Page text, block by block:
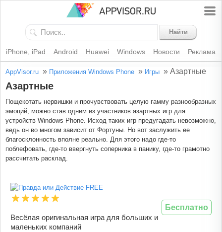
Найти
iPhone, iPad Android Huawei Windows Новости Реклама
AppVisor.ru » Приложения Windows Phone » Игры » Азартные
Азартные
Пощекотать нервишки и прочувствовать целую гамму разнообразных
эмоций, можно став одним из участников азартных игр для
устройств Windows Phone. Исход таких игр предугадать невозможно,
ведь он во многом зависит от Фортуны. Но вот заслужить ее
благосклонность вполне реально. Для этого надо где-то
поблефовать, где-то ввергнуть соперника в панику, где-то грамотно
рассчитать расклад.
Весёлая оригинальная игра для больших и
маленьких компаний
Бесплатно